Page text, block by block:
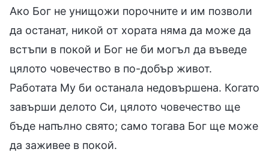
Ако Бог не унищожи порочните и им позволи
да останат, никой от хората няма да може да
встъпи в покой и Бог не би могъл да въведе
цялото човечество в по-добър живот.
Работата Му би останала недовършена. Когато
завърши делото Си, цялото човечество ще
бъде напълно свято; само тогава Бог ще може
да заживее в покой.